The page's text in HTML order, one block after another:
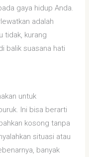
gaya hidup Anda.
adalah
tidak, kurang
balik suasana hati
untuk
Ini bisa berarti
kosong tanpa
situasi atau
banyak